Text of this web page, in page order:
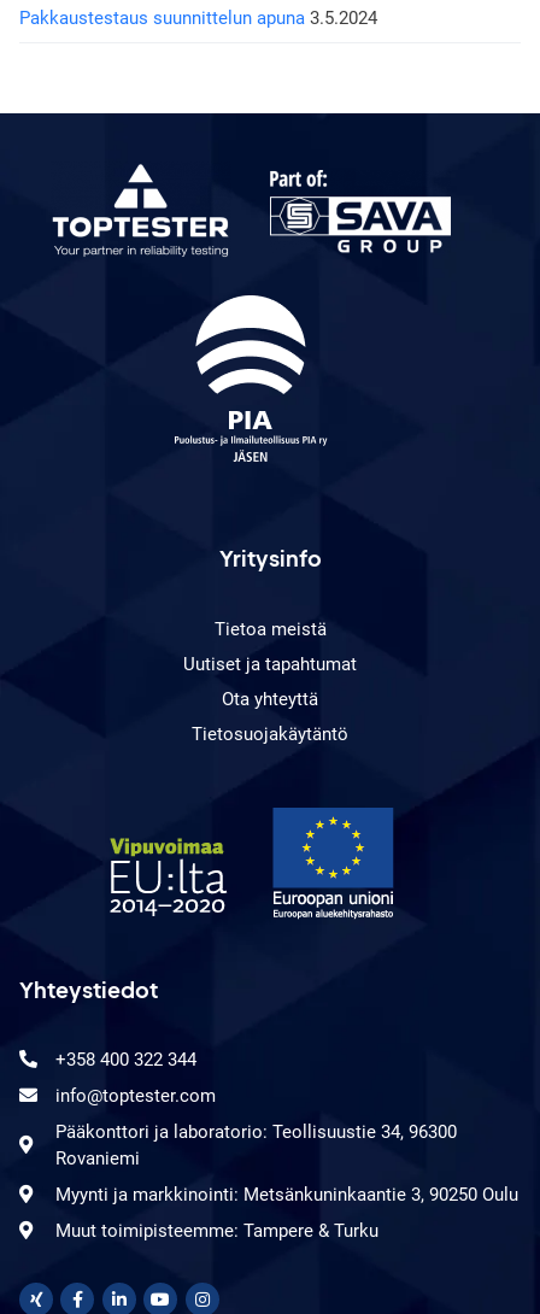
Pakkaustestaus suunnittelun apuna 3.5.2024
Yritysinfo
Tietoa meistä
Uutiset ja tapahtumat
Ota yhteyttä
Tietosuojakäytäntö
Yhteystiedot
+358 400 322 344
info@toptester.com
Pääkonttori ja laboratorio: Teollisuustie 34, 96300
Rovaniemi
Myynti ja markkinointi: Metsänkuninkaantie 3, 90250 Oulu
Muut toimipisteemme: Tampere & Turku